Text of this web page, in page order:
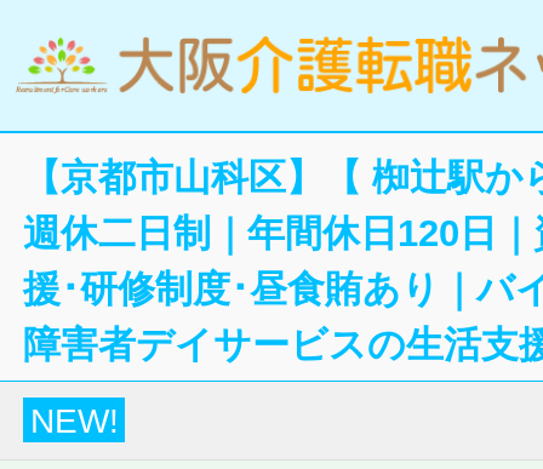
【京都市山科区】【 椥辻駅
週休二日制｜年間休日120日
援･研修制度･昼食賄あり｜バ
障害者デイサービスの生活支
NEW!